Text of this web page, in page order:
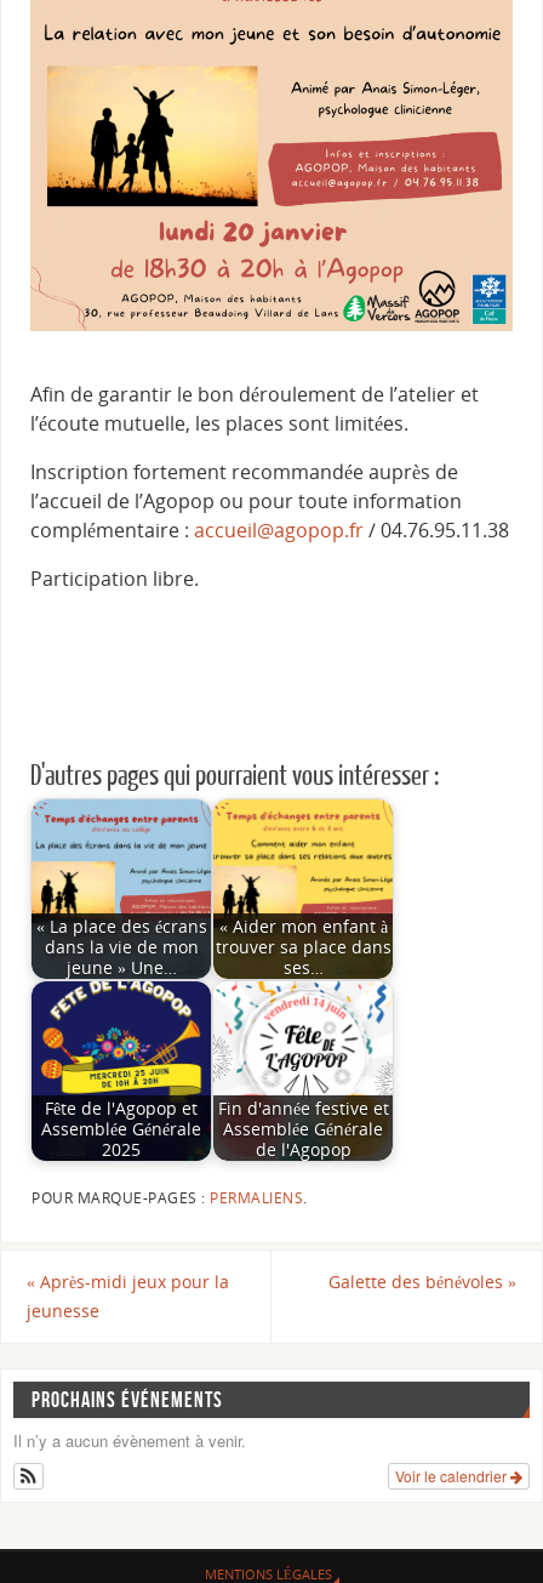
Afin de garantir le bon déroulement de l’atelier et
l’écoute mutuelle, les places sont limitées.
Inscription fortement recommandée auprès de
l’accueil de l’Agopop ou pour toute information
complémentaire : accueil@agopop.fr/ 04.76.95.11.38
Participation libre.
D'autres pages qui pourraient vous intéresser :
« La place des écrans
dans la vie de mon
jeune » Une…
« Aider mon enfant à
trouver sa place dans
ses…
Fête de l'Agopop et
Assemblée Générale
2025
Fin d'année festive et
Assemblée Générale
de l'Agopop
POUR MARQUE-PAGES : PERMALIENS.
« Après-midi jeux pour la
jeunesse
Galette des bénévoles »
PROCHAINS ÉVÉNEMENTS
Il n’y a aucun évènement à venir.
Voir le calendrier
MENTIONS LÉGALES